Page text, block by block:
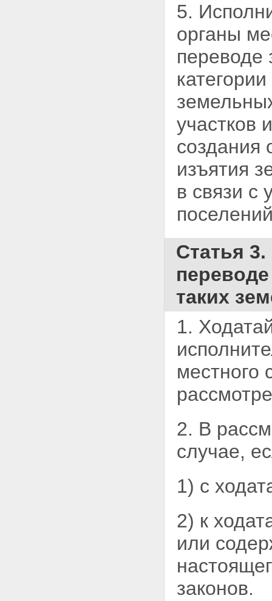
5.
органы
переводе
участков
создания
изъятия
в связи с
Статья
таких
1.
местного
2. В
случае,
1) с
2) к
или
законов.